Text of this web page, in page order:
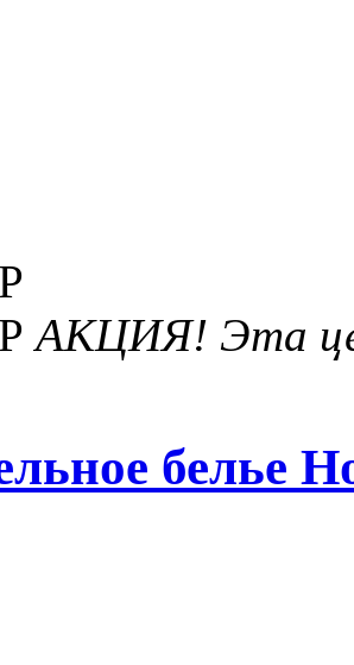
АКЦИЯ! Эта
белье